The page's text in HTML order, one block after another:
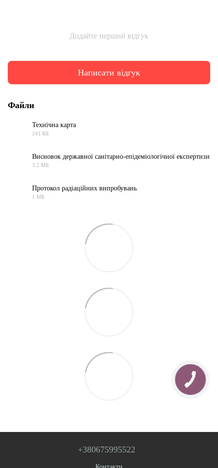
Додайте перший відгук
Написати відгук
Файли
Технічна карта
241 КБ
Висновок державної санітарно-епідеміологічної експертизи
3.2 МБ
Протокол радіаційних випробувань
1 МБ
+380675995522